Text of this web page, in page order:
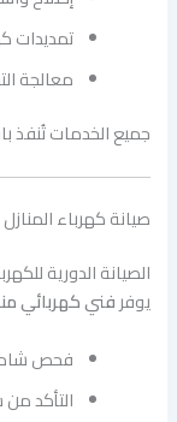
تمديدات
معالجة
جميع الخدمات تُنفذ
صيانة كهرباء
الصيانة الدورية
يوفرفني كهربائي
فحص
التأكد